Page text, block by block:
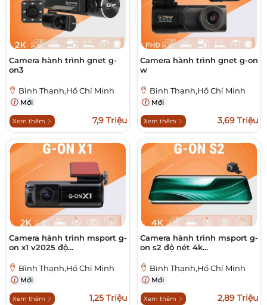
Camera hành trình gnet g-
on3
Bình Thạnh,Hồ Chí Minh
Mới
Xem thêm 7,9 Triệu
Camera hành trình gnet g-on
w
Bình Thạnh,Hồ Chí Minh
Mới
Xem thêm 3,69 Triệu
Camera hành trình msport g-
on x1 v2025 độ...
Bình Thạnh,Hồ Chí Minh
Mới
Xem thêm 1,25 Triệu
Camera hành trình msport g-
on s2 độ nét 4k...
Bình Thạnh,Hồ Chí Minh
Mới
Xem thêm 2,89 Triệu